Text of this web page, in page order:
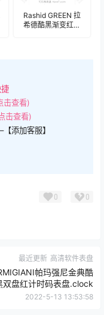
Rashid GREEN 拉
希德酷黑渐变红三
击查看)
击查看)
添加客服】
0 0
最近更新 高清软件表盘
帕玛强尼金典酷
双盘红计时码表盘.clock
2022-5-13 13:53:58